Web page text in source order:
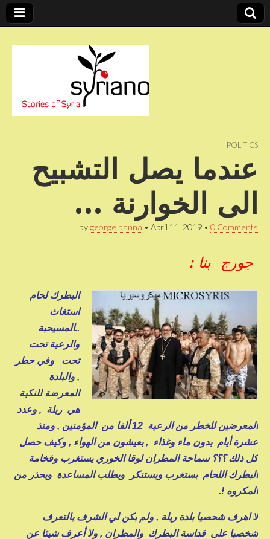
syriano POLITICS
عندما يصل التشبيح
الى الخوارنة …
bygeorge banna • April 11, 2019 • 0 Comments
جورج بنا :
البطرك لحام
استغاث
..المسيحبة
والرعية تحت
تحت وفي حطر
, والبلدة
المعرضة للنكبة
هي ريلة , وعدد
المعرضين للخطر من الرعية 12 ألفا من المؤمنين , ومنذ
عشرة أيام بدون ماء وغذاء , بعيشون من الهواء , وكيف حصل
كل ذلك ؟؟؟ سماحة المطران لوقا الخوري يستغرب وفخامة
البطرك اللحام بستغرب ويستنكر ويطلب المساعدة ويحذر من
المكروه !.
لا اهرف شحصيا بلدة ريلة , ولم بكن لي الشرف يالتعرف
شخصبا على قداسة البطرك والمطران , ولا أعرف شيئا عن